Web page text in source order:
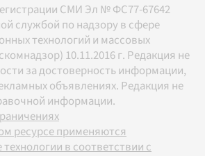
СМИ Эл № ФС77-67642
службой по надзору в сфере
технологий и массовых
10.11.2016 г. Редакция не
за достоверность информации,
объявлениях. Редакция не
информации.
ресурсе применяются
в соответствии с